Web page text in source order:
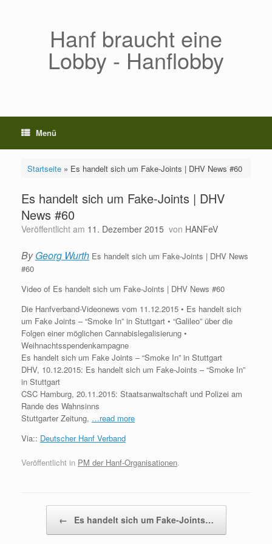
Hanf braucht eine
Lobby - Hanflobby
Menü
Startseite» Es handelt sich um Fake-Joints | DHV News #60
Es handelt sich um Fake-Joints | DHV
News #60
Veröffentlicht am 11. Dezember 2015 von HANFeV
ByGeorg Wurth Es handelt sich um Fake-Joints | DHV News
#60
Video of Es handelt sich um Fake-Joints | DHV News #60
Die Hanfverband-Videonews vom 11.12.2015 • Es handelt sich
um Fake Joints – “Smoke In” in Stuttgart • “Galileo” über die
Folgen einer möglichen Cannabislegalisierung •
Weihnachtsspendenkampagne
Es handelt sich um Fake Joints – “Smoke In” in Stuttgart
DHV, 10.12.2015: Es handelt sich um Fake-Joints – “Smoke In”
in Stuttgart
CSC Hamburg, 20.11.2015: Staatsanwaltschaft und Polizei am
Rande des Wahnsinns
Stuttgarter Zeitung, …read more
Via:: Deutscher Hanf Verband
Veröffentlicht in PM der Hanf-Organisationen.
← Es handelt sich um Fake-Joints…